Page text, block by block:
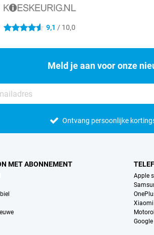
4.6 sterren 9,1 / 10,0
Meld je aan voor onze
Ontvang persoonlijke
MET ABONNEMENT
Apple